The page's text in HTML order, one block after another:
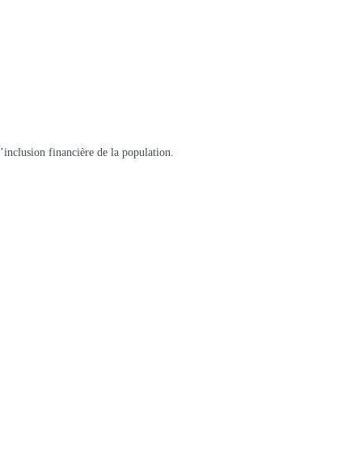
financière de la population.